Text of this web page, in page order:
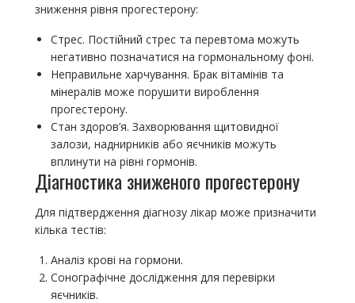
зниження рівня прогестерону:
Стрес. Постійний стрес та перевтома можуть
негативно позначатися на гормональному фоні.
Неправильне харчування. Брак вітамінів та
мінералів може порушити вироблення
прогестерону.
Стан здоров’я. Захворювання щитовидної
залози, наднирників або яєчників можуть
вплинути на рівні гормонів.
Діагностика зниженого прогестерону
Для підтвердження діагнозу лікар може призначити
кілька тестів:
Аналіз крові на гормони.
Сонографічне дослідження для перевірки
яєчників.